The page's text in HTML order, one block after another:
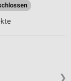
❯